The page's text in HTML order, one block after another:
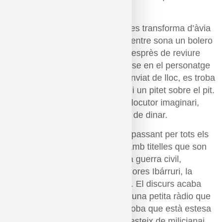
En una primera escena, l’actriu es transforma d’àvia
a dona jove a través d’un ball mentre sona un bolero
de Daniel Santos per la ràdio. Desprès de reviure
aquest record, torna a convertir-se en el personatge
de l’avia, però aquest cop ha canviat de lloc, es troba
davant d’una taula, amb menjar i un pitet sobre el pit.
Torna a parlar amb l’Oriol, l’interlocutor imaginari,
donant a entendre que és l’hora de dinar.
A mida que avança l’obra es va passant per tots els
records; la infantesa es recrea amb titelles que son
forquilles ganivets i tovallons. La guerra civil,
comença amb un discurs de Dolores Ibárruri, la
Passionaria, que realitza l’actriu. El discurs acaba
amb l’himne de riego sonant en una petita ràdio que
es troba sobre la taula. Amb la roba que està estesa